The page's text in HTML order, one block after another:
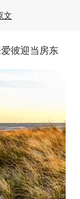
文
彼迎当房东